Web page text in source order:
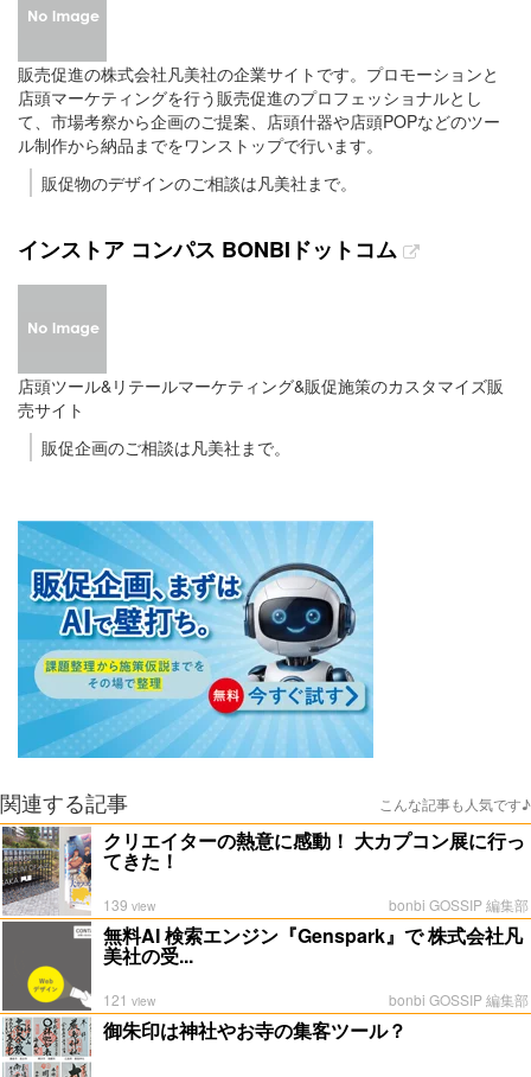
販売促進の株式会社凡美社の企業サイトです。プロモーションと
店頭マーケティングを行う販売促進のプロフェッショナルとし
て、市場考察から企画のご提案、店頭什器や店頭POPなどのツー
ル制作から納品までをワンストップで行います。
販促物のデザインのご相談は凡美社まで。
インストア コンパス BONBIドットコム
店頭ツール&リテールマーケティング&販促施策のカスタマイズ販
売サイト
販促企画のご相談は凡美社まで。
関連する記事 こんな記事も人気です♪
クリエイターの熱意に感動！ 大カプコン展に行っ
てきた！
bonbi GOSSIP 編集部
139 view
無料AI 検索エンジン『Genspark』で 株式会社凡
美社の受...
bonbi GOSSIP 編集部
121 view
御朱印は神社やお寺の集客ツール？